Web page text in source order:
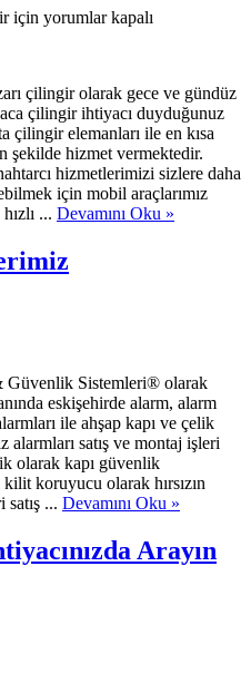
için yorumlar kapalı
çilingir olarak gece ve gündüz
çilingir ihtiyacı duyduğunuz
çilingir elemanları ile en kısa
şekilde hizmet vermektedir.
hizmetlerimizi sizlere daha
için mobil araçlarımız
... Devamını Oku »
Güvenlik Sistemleri® olarak
eskişehirde alarm, alarm
ile ahşap kapı ve çelik
alarmları satış ve montaj işleri
olarak kapı güvenlik
koruyucu olarak hırsızın
satış ... Devamını Oku »
Arayın